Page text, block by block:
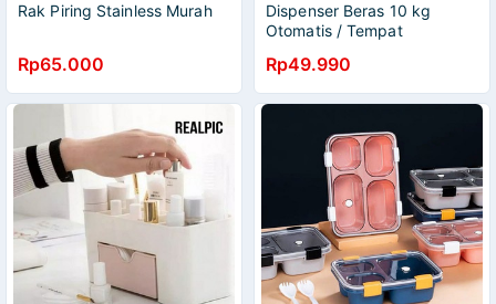
Rak Piring Stainless Murah
Rp65.000
Dispenser Beras 10 kg
Otomatis / Tempat
Box
Rp49.990